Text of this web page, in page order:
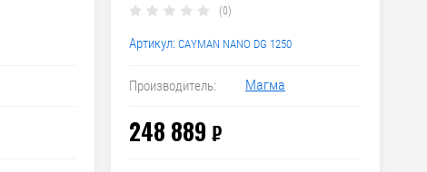
(0)
Артикул: CAYMAN NANO DG 1250
Производитель: Магма
248 889 ₽